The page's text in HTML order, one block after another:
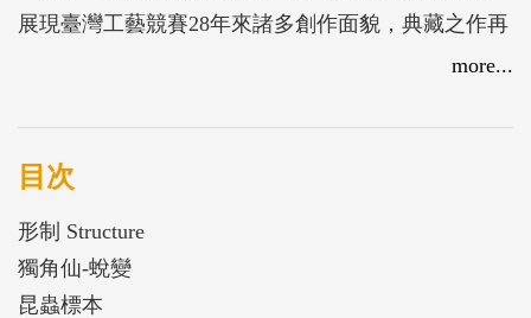
展現臺灣工藝競賽28年來諸多創作面貌，典藏之作再
more...
目次
形制 Structure
獨角仙-蛻變
昆蟲標本